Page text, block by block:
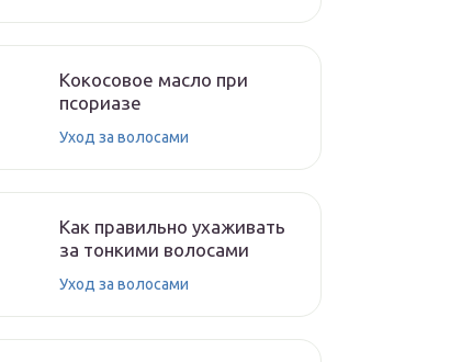
Кокосовое масло при
псориазе
Уход за волосами
Как правильно ухаживать
за тонкими волосами
Уход за волосами